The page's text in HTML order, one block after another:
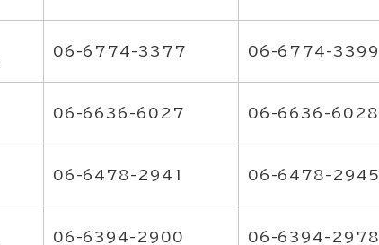
06-6774-3377 06-6774-3399
06-6636-6027 06-6636-6028
06-6478-2941 06-6478-2945
06-6394-2900 06-6394-2978